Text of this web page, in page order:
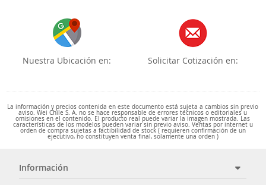
Nuestra Ubicación en: Solicitar Cotización en:
La información y precios contenida en este documento está sujeta a cambios sin previo
aviso. Wei Chile S. A. no se hace responsable de errores técnicos o editoriales u
omisiones en el contenido. El producto real puede variar la imagen mostrada. Las
características de los modelos pueden variar sin previo aviso. Ventas por internet u
orden de compra sujetas a factibilidad de stock ( requieren confirmación de un
ejecutivo, no constituyen venta final, solamente una orden )
Información